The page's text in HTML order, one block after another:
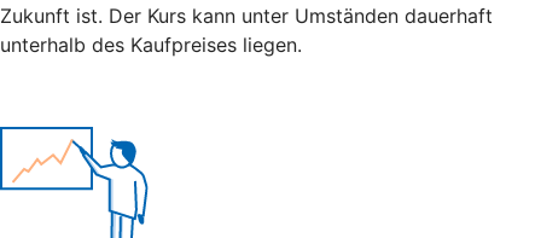
Zukunft ist. Der Kurs kann unter Umständen dauerhaft
unterhalb des Kaufpreises liegen.